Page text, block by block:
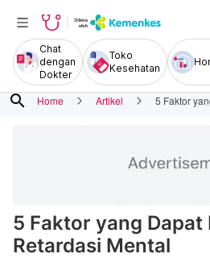
Chat
dengan
Dokter
Toko
Kesehatan
search Home Artikel 5 Faktor
5 Faktor yang
Retardasi Mental